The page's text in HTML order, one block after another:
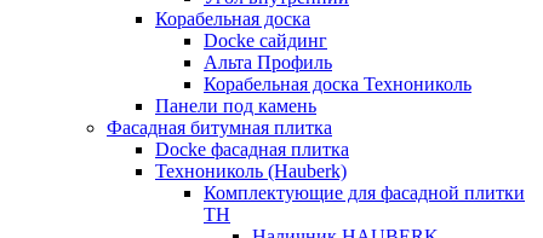
Корабельная доска
Docke сайдинг
Альта Профиль
Корабельная доска Технониколь
Панели под камень
Фасадная битумная плитка
Docke фасадная плитка
Технониколь (Hauberk)
Комплектующие для фасадной плитки
ТН